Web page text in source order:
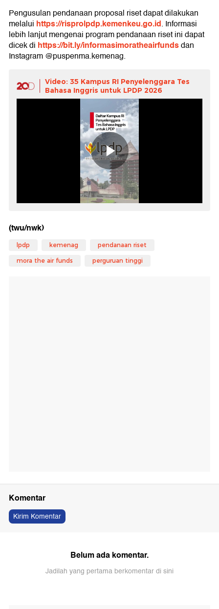
Pengusulan pendanaan proposal riset dapat dilakukan
melalui https://risprolpdp.kemenkeu.go.id. Informasi
lebih lanjut mengenai program pendanaan riset ini dapat
dicek di https://bit.ly/informasimoratheairfundsdan
Instagram @puspenma.kemenag.
Video: 35 Kampus RI Penyelenggara Tes
Bahasa Inggris untuk LPDP 2026
(twu/nwk)
lpdp kemenag pendanaan riset
mora the air funds perguruan tinggi
Komentar
Kirim Komentar
Belum ada komentar.
Jadilah yang pertama berkomentar di sini